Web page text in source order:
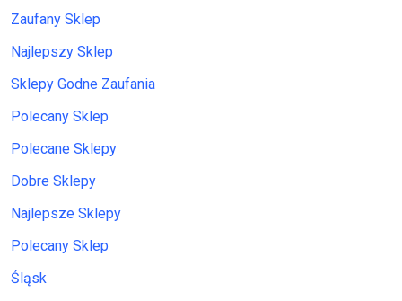
Zaufany Sklep
Najlepszy Sklep
Sklepy Godne Zaufania
Polecany Sklep
Polecane Sklepy
Dobre Sklepy
Najlepsze Sklepy
Polecany Sklep
Śląsk